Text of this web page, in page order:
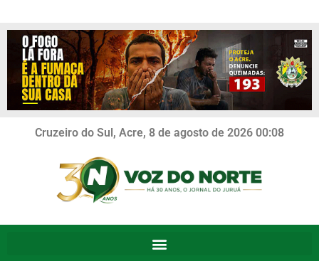
Cruzeiro do Sul, Acre, 8 de agosto de 2026 00:08